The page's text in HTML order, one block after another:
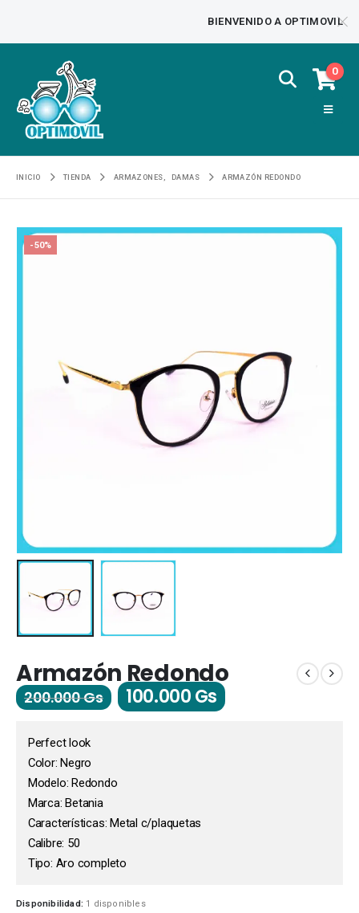
BIENVENIDO A OPTIMOVIL
0
INICIO TIENDA ARMAZONES DAMAS ARMAZÓN REDONDO
-50%
Armazón Redondo
200.000Gs 100.000Gs
Perfect look
Color: Negro
Modelo: Redondo
Marca: Betania
Características: Metal c/plaquetas
Calibre: 50
Tipo: Aro completo
Disponibilidad: 1 disponibles